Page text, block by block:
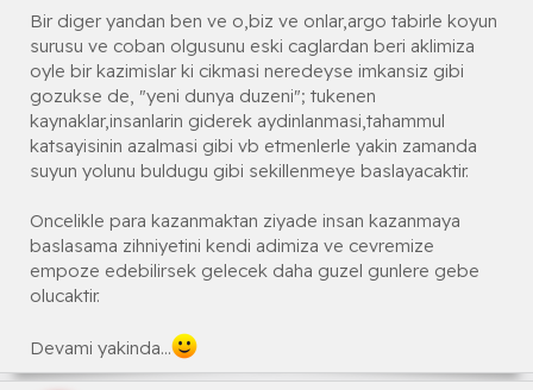
Bir diger yandan ben ve o,biz ve onlar,argo tabirle koyun
surusu ve coban olgusunu eski caglardan beri aklimiza
oyle bir kazimislar ki cikmasi neredeyse imkansiz gibi
gozukse de, "yeni dunya duzeni"; tukenen
kaynaklar,insanlarin giderek aydinlanmasi,tahammul
katsayisinin azalmasi gibi vb etmenlerle yakin zamanda
suyun yolunu buldugu gibi sekillenmeye baslayacaktir.
Oncelikle para kazanmaktan ziyade insan kazanmaya
baslasama zihniyetini kendi adimiza ve cevremize
empoze edebilirsek gelecek daha guzel gunlere gebe
olucaktir.
Devami yakinda...